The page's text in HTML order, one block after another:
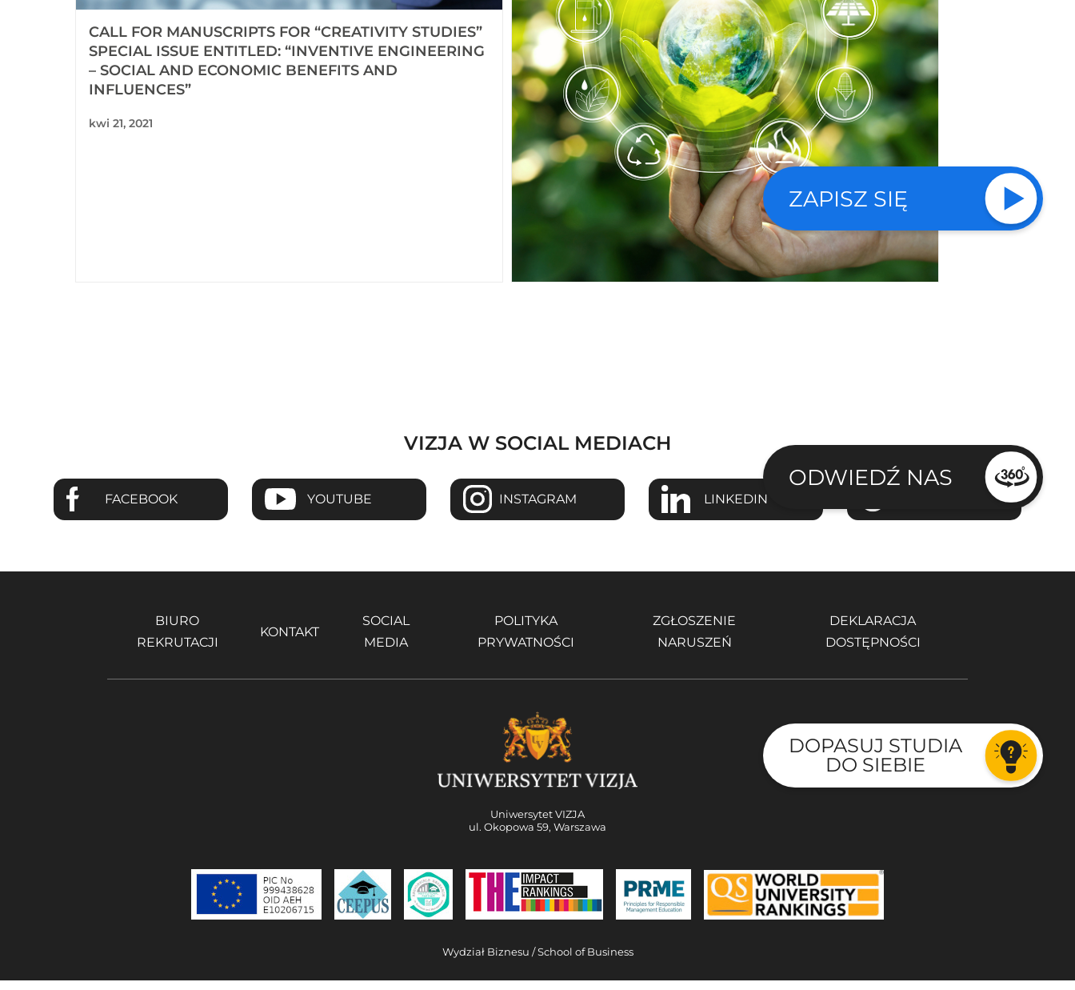
ZAPISZ SIĘ
ODWIEDŹ NAS
DOPASUJ STUDIA
DO SIEBIE
CALL FOR MANUSCRIPTS FOR “CREATIVITY STUDIES”
SPECIAL ISSUE ENTITLED: “INVENTIVE ENGINEERING
– SOCIAL AND ECONOMIC BENEFITS AND
INFLUENCES”
kwi 21, 2021
VIZJA W SOCIAL MEDIACH
FACEBOOK YOUTUBE INSTAGRAM LINKEDIN
BIURO
REKRUTACJI
KONTAKT
SOCIAL
MEDIA
POLITYKA
PRYWATNOŚCI
ZGŁOSZENIE
NARUSZEŃ
DEKLARACJA
DOSTĘPNOŚCI
Uniwersytet VIZJA
ul. Okopowa 59, Warszawa
Wydział Biznesu / School of Business